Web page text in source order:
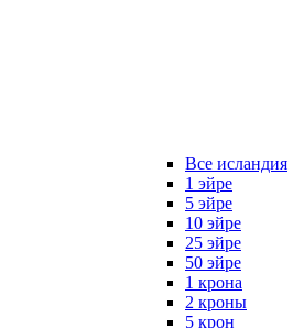
Все исландия
1 эйре
5 эйре
10 эйре
25 эйре
50 эйре
1 крона
2 кроны
5 крон